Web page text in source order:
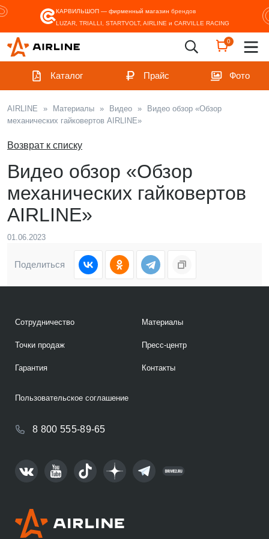
КАРВИЛЬШОП — фирменный магазин брендов
LUZAR, TRIALLI, STARTVOLT, AIRLINE и CARVILLE RACING
0
Каталог Прайс Фото
AIRLINE » Материалы » Видео »
Видео обзор «Обзор
механических гайковертов AIRLINE»
Возврат к списку
Видео обзор «Обзор
механических гайковертов
AIRLINE»
01.06.2023
Поделиться
Сотрудничество
Точки продаж
Гарантия
Материалы
Пресс-центр
Контакты
8 800 555-89-65
Пользовательское соглашение